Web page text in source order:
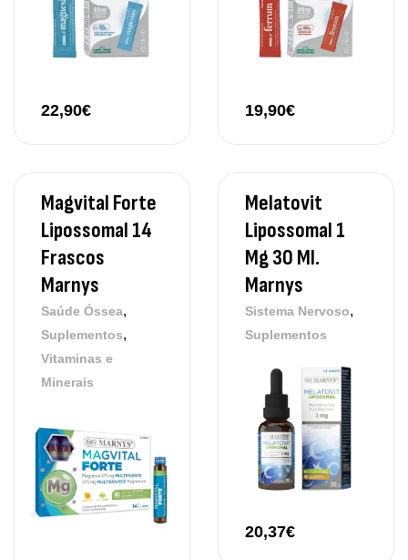
22,90€ 19,90€
Magvital Forte
Lipossomal 14
Frascos
Marnys
Saúde Óssea,
Suplementos,
Vitaminas e
Minerais
Melatovit
Lipossomal 1
Mg 30 Ml.
Marnys
Sistema Nervoso,
Suplementos
20,37€